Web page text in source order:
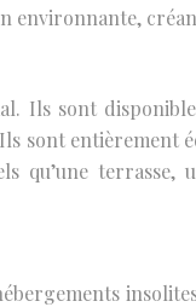
environnante,
Ils sont
entièrement
qu’une